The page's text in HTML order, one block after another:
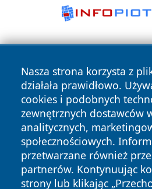
Nasza strona korzysta z
działała prawidłowo.
cookies i podobnych
zewnętrznych dostawców
analitycznych,
społecznościowych.
przetwarzane również
partnerów. Kontynuując
strony lub klikając
Copyright © 2026 przemyslonline.pl
zastrzeżone.
News Autorzy
Polityka
Prywatności